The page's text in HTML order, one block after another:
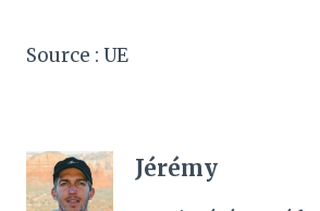
Source : UE
Jérémy